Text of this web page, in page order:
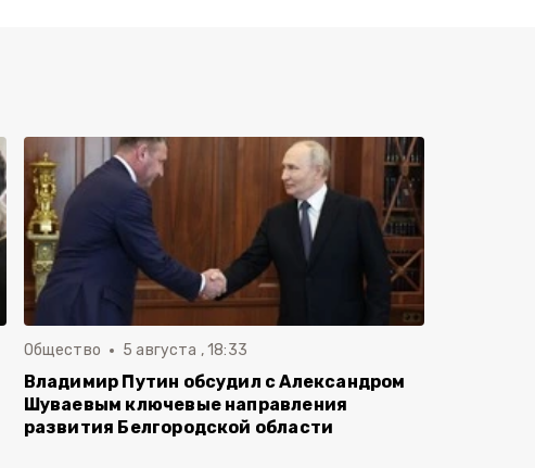
Общество 5 августа , 18:33
Владимир Путин обсудил с Александром
Шуваевым ключевые направления
развития Белгородской области